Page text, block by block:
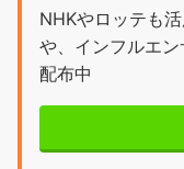
NHKやロッテも
や、インフルエ
配布中